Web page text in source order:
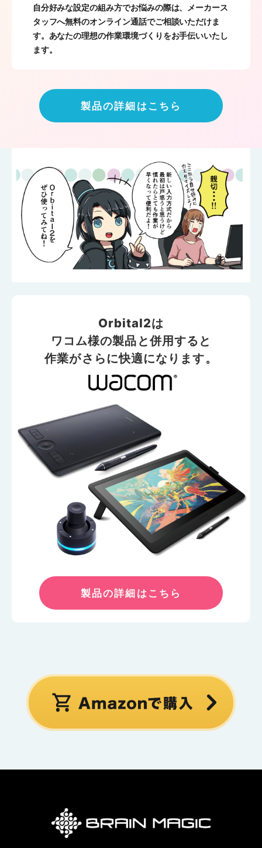
自分好みな設定の組み方でお悩みの際は、メーカース
タッフへ無料のオンライン通話でご相談いただけま
す。あなたの理想の作業環境づくりをお手伝いいたし
ます。
製品の詳細はこちら
Orbital2は
ワコム様の製品と併用すると
作業がさらに快適になります。
製品の詳細はこちら